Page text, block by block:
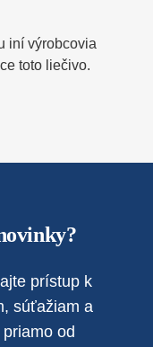
iní výrobcovia
toto liečivo.
prístup k
súťažiam a
od